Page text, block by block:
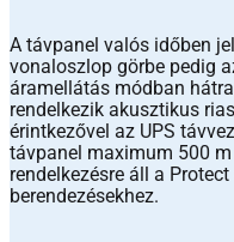
A távpanel valós időben
vonaloszlop görbe pedig
áramellátás módban
rendelkezik akusztikus
érintkezővel az UPS
távpanel maximum 500
rendelkezésre áll a
berendezésekhez.